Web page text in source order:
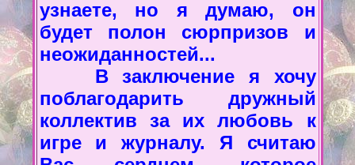
узнаете, но я думаю, он
будет полон сюрпризов и
неожиданностей...
В заключение я хочу
поблагодарить дружный
коллектив за их любовь к
игре и журналу. Я считаю